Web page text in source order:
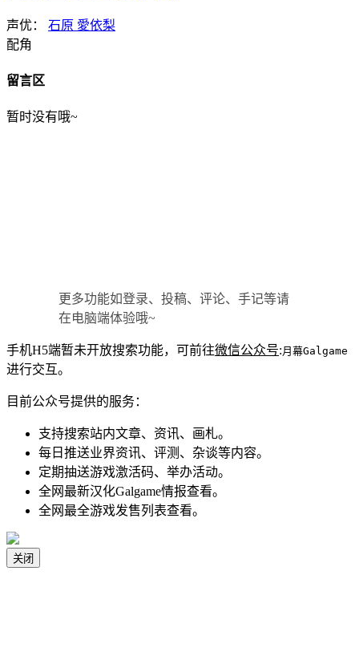
声优： 石原 愛依梨
配角
留言区
暂时没有哦~
更多功能如登录、投稿、评论、手记等请
在电脑端体验哦~
手机H5端暂未开放搜索功能，可前往微信公众号: 月幕Galgame
进行交互。
目前公众号提供的服务：
支持搜索站内文章、资讯、画札。
每日推送业界资讯、评测、杂谈等内容。
定期抽送游戏激活码、举办活动。
全网最新汉化Galgame情报查看。
全网最全游戏发售列表查看。
关闭